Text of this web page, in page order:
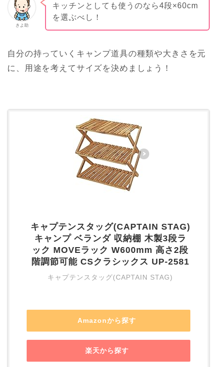
きよ助
キッチンとしても使うのなら4段×60cm
を選ぶべし！
自分の持っていくキャンプ道具の種類や大きさを元
に、用途を考えてサイズを決めましょう！
キャプテンスタッグ(CAPTAIN STAG)
キャンプ ベランダ 収納棚 木製3段ラ
ック MOVEラック W600mm 高さ2段
階調節可能 CSクラシックス UP-2581
キャプテンスタッグ(CAPTAIN STAG)
Amazonから探す
楽天から探す